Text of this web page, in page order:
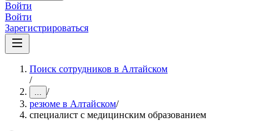
Войти
Войти
Зарегистрироваться
Поиск сотрудников в Алтайском
/
... /
резюме в Алтайском/
специалист с медицинским образованием